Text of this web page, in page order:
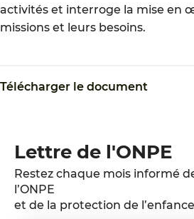
activités et interroge la mise en
missions et leurs besoins.
Télécharger le document
Lettre de l'ONPE
Restez chaque mois informé
l’ONPE
et de la protection de